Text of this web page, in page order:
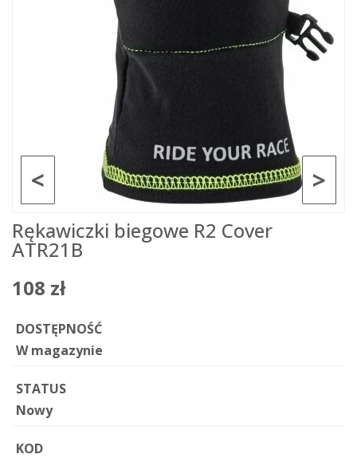
>
<
Rękawiczki biegowe R2 Cover
ATR21B
108 zł
DOSTĘPNOŚĆ
W magazynie
STATUS
Nowy
KOD